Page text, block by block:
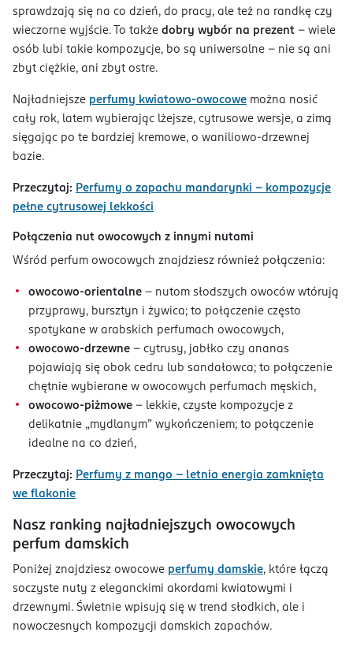
sprawdzają się na co dzień, do pracy, ale też na randkę czy
wieczorne wyjście. To także dobry wybór na prezent – wiele
osób lubi takie kompozycje, bo są uniwersalne – nie są ani
zbyt ciężkie, ani zbyt ostre.
Najładniejsze perfumy kwiatowo‑owocowe można nosić
cały rok, latem wybierając lżejsze, cytrusowe wersje, a zimą
sięgając po te bardziej kremowe, o waniliowo‑drzewnej
bazie.
Przeczytaj: Perfumy o zapachu mandarynki – kompozycje
pełne cytrusowej lekkości
Połączenia nut owocowych z innymi nutami
Wśród perfum owocowych znajdziesz również połączenia:
owocowo‑orientalne – nutom słodszych owoców wtórują
przyprawy, bursztyn i żywica; to połączenie często
spotykane w arabskich perfumach owocowych,
owocowo‑drzewne – cytrusy, jabłko czy ananas
pojawiają się obok cedru lub sandałowca; to połączenie
chętnie wybierane w owocowych perfumach męskich,
owocowo‑piżmowe – lekkie, czyste kompozycje z
delikatnie „mydlanym” wykończeniem; to połączenie
idealne na co dzień,
Przeczytaj: Perfumy z mango – letnia energia zamknięta
we flakonie
Nasz ranking najładniejszych owocowych
perfum damskich
Poniżej znajdziesz owocowe perfumy damskie, które łączą
soczyste nuty z eleganckimi akordami kwiatowymi i
drzewnymi. Świetnie wpisują się w trend słodkich, ale i
nowoczesnych kompozycji damskich zapachów.